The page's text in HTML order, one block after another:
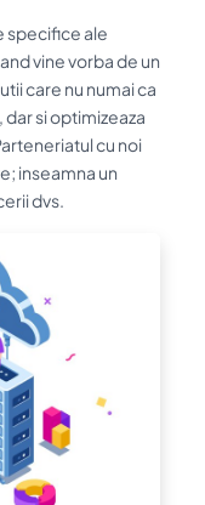
specifice ale
vine vorba de un
care nu numai ca
si optimizeaza
cu noi
inseamna un
dvs.